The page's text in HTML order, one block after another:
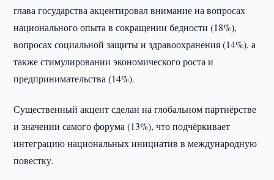
глава государства акцентировал внимание на вопросах
национального опыта в сокращении бедности (18%),
вопросах социальной защиты и здравоохранения (14%), а
также стимулировании экономического роста и
предпринимательства (14%).
Существенный акцент сделан на глобальном партнёрстве
и значении самого форума (13%), что подчёркивает
интеграцию национальных инициатив в международную
повестку.